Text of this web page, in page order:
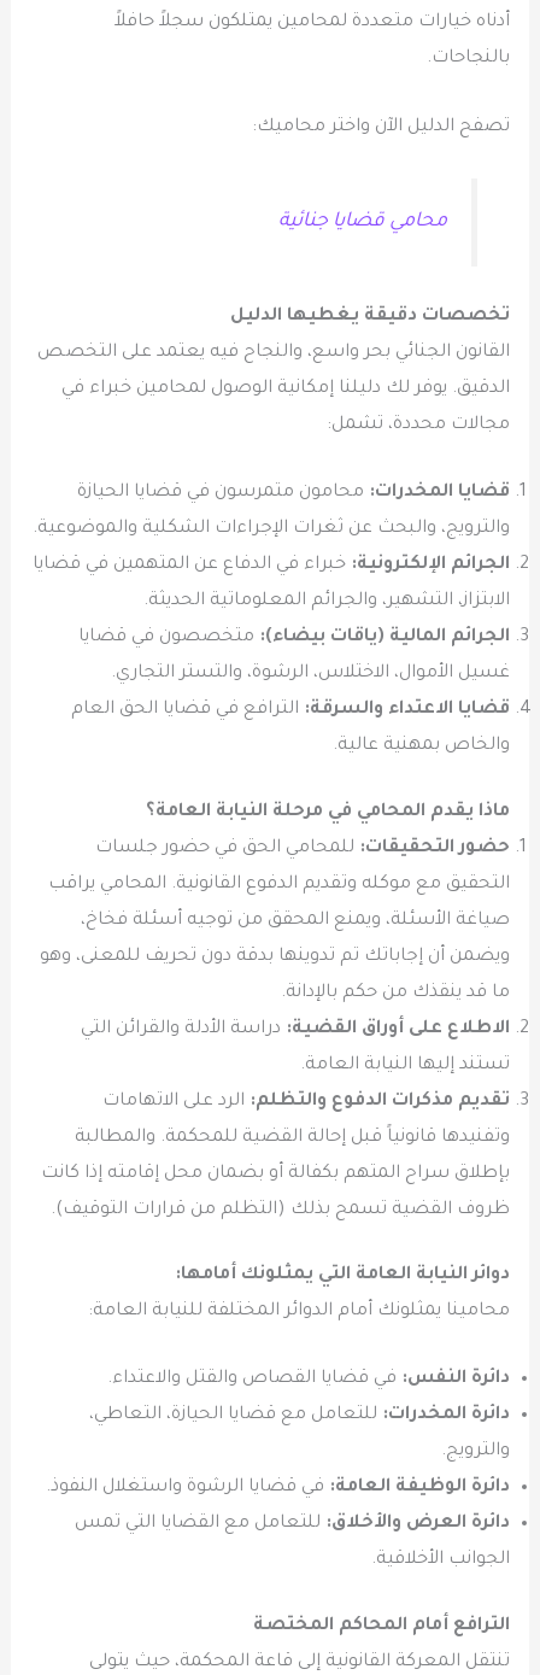
أدناه خيارات متعددة لمحامين يمتلكون سجلاً حافلاً
بالنجاحات.
تصفح الدليل الآن واختر محاميك:
محامي قضايا جنائية
تخصصات دقيقة يغطيها الدليل
القانون الجنائي بحر واسع، والنجاح فيه يعتمد على التخصص
الدقيق. يوفر لك دليلنا إمكانية الوصول لمحامين خبراء في
مجالات محددة، تشمل:
قضايا المخدرات:محامون متمرسون في قضايا الحيازة
والترويج، والبحث عن ثغرات الإجراءات الشكلية والموضوعية.
الجرائم الإلكترونية:خبراء في الدفاع عن المتهمين في قضايا
الابتزاز، التشهير، والجرائم المعلوماتية الحديثة.
الجرائم المالية (ياقات بيضاء):متخصصون في قضايا
غسيل الأموال، الاختلاس، الرشوة، والتستر التجاري.
قضايا الاعتداء والسرقة:الترافع في قضايا الحق العام
والخاص بمهنية عالية.
ماذا يقدم المحامي في مرحلة النيابة العامة؟
حضور التحقيقات:للمحامي الحق في حضور جلسات
التحقيق مع موكله وتقديم الدفوع القانونية. المحامي يراقب
صياغة الأسئلة، ويمنع المحقق من توجيه أسئلة فخاخ،
ويضمن أن إجاباتك تم تدوينها بدقة دون تحريف للمعنى، وهو
ما قد ينقذك من حكم بالإدانة.
الاطلاع على أوراق القضية:دراسة الأدلة والقرائن التي
تستند إليها النيابة العامة.
تقديم مذكرات الدفوع والتظلم:الرد على الاتهامات
وتفنيدها قانونياً قبل إحالة القضية للمحكمة. والمطالبة
بإطلاق سراح المتهم بكفالة أو بضمان محل إقامته إذا كانت
ظروف القضية تسمح بذلك (التظلم من قرارات التوقيف).
دوائر النيابة العامة التي يمثلونك أمامها:
محامينا يمثلونك أمام الدوائر المختلفة للنيابة العامة:
دائرة النفس:في قضايا القصاص والقتل والاعتداء.
دائرة المخدرات:للتعامل مع قضايا الحيازة، التعاطي،
والترويج.
دائرة الوظيفة العامة:في قضايا الرشوة واستغلال النفوذ.
دائرة العرض والأخلاق:للتعامل مع القضايا التي تمس
الجوانب الأخلاقية.
الترافع أمام المحاكم المختصة
تنتقل المعركة القانونية إلى قاعة المحكمة، حيث يتولى